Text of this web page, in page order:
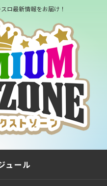
ロ最新情報をお届け！
ュール